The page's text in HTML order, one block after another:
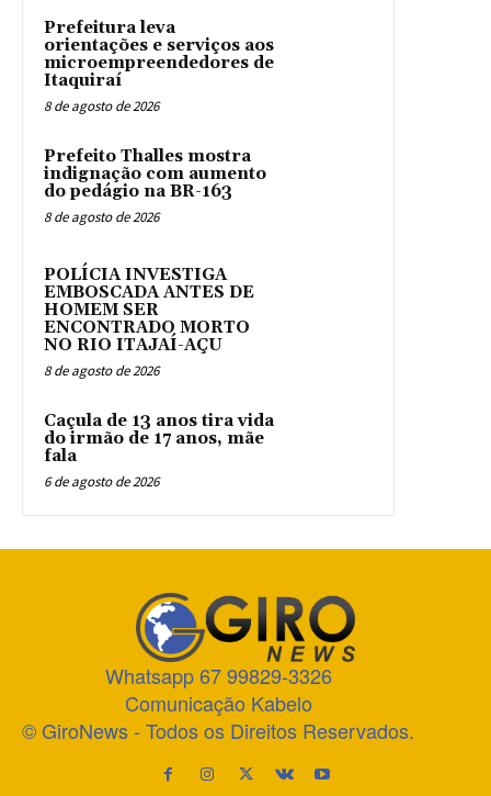
Prefeitura leva
orientações e serviços aos
microempreendedores de
Itaquiraí
8 de agosto de 2026
Prefeito Thalles mostra
indignação com aumento
do pedágio na BR-163
8 de agosto de 2026
POLÍCIA INVESTIGA
EMBOSCADA ANTES DE
HOMEM SER
ENCONTRADO MORTO
NO RIO ITAJAÍ-AÇU
8 de agosto de 2026
Caçula de 13 anos tira vida
do irmão de 17 anos, mãe
fala
6 de agosto de 2026
Whatsapp 67 99829-3326
Comunicação Kabelo
© GiroNews - Todos os Direitos Reservados.